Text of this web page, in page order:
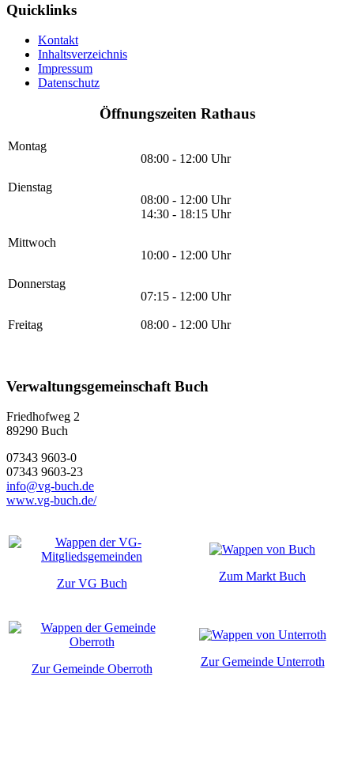
Quicklinks
Kontakt
Inhaltsverzeichnis
Impressum
Datenschutz
Öffnungszeiten Rathaus
Montag
08:00 - 12:00 Uhr
Dienstag
08:00 - 12:00 Uhr
14:30 - 18:15 Uhr
Mittwoch
10:00 - 12:00 Uhr
Donnerstag
07:15 - 12:00 Uhr
Freitag 08:00 - 12:00 Uhr
Verwaltungsgemeinschaft Buch
Friedhofweg 2
89290 Buch
07343 9603-0
07343 9603-23
info@vg-buch.de
www.vg-buch.de/
Zur VG Buch
Zum Markt Buch
Zur Gemeinde Oberroth
Zur Gemeinde Unterroth